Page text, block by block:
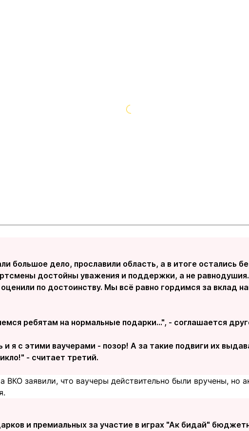
большое дело, прославили область, а в итоге остались
достойны уважения и поддержки, а не
по достоинству. Мы всё равно гордимся за вклад
ребятам на нормальные подарки…", - соглашается
и я с этими ваучерами - позор! А за такие подвиги их
- считает третий.
ВКО заявили, что ваучеры действительно были вручены, но
и премиальных за участие в играх "Ак бидай"